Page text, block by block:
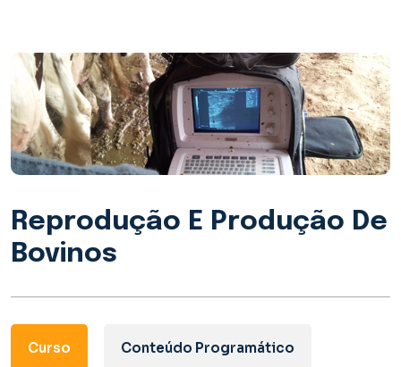
Reprodução E Produção De
Bovinos
Curso Conteúdo Programático